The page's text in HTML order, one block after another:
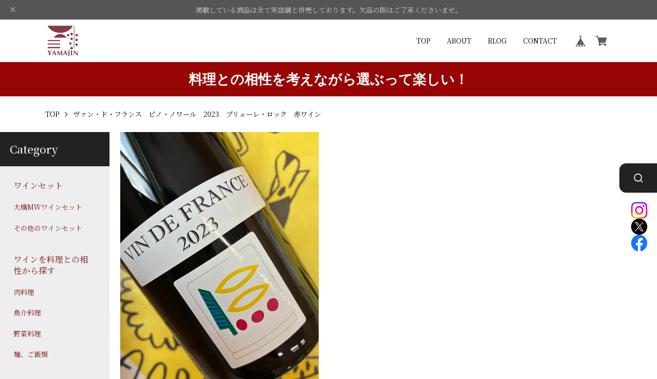
掲載している商品は全て実店舗と併売しております。欠品の際はご了承くださいませ。
TOP ABOUT BLOG CONTACT
料理との相性を考えながら選ぶって楽しい！
Category
ワインセット
大橋MWワインセット
その他のワインセット
ワインを料理との相
性から探す
肉料理
魚介料理
野菜料理
麺、ご飯類
TOP ヴァン・ド・フランス ピノ・ノワール 2023 プリューレ・ロック 赤ワイン